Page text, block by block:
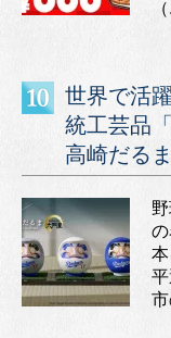
世界で活
統工芸品
高崎だる